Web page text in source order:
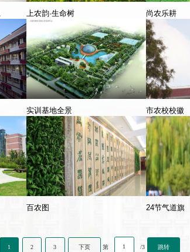
上农韵·生命树 尚农乐耕
实训基地全景 市农校校徽
百农图 24节气道旗
1 2 3 下页 第 /3 跳转